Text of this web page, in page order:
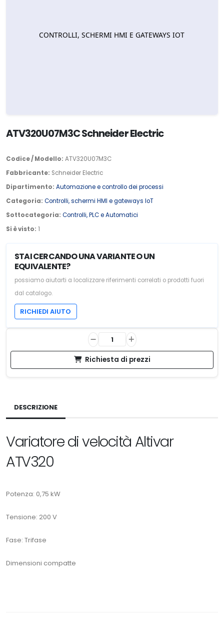
ATV320U07M3C Schneider Electric
Codice / Modello: ATV320U07M3C
Fabbricante: Schneider Electric
Dipartimento: Automazione e controllo dei processi
Categoria: Controlli, schermi HMI e gateways IoT
Sottocategoria: Controlli, PLC e Automatici
Si è visto: 1
STAI CERCANDO UNA VARIANTE O UN
EQUIVALENTE?
possiamo aiutarti a localizzare riferimenti correlati o prodotti fuori
dal catalogo.
RICHIEDI AIUTO
Richiesta di prezzi
DESCRIZIONE
Variatore di velocità Altivar
ATV320
Potenza: 0,75 kW
Tensione: 200 V
Fase: Trifase
Dimensioni compatte